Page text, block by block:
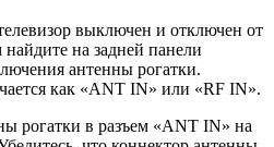
выключен и отключен от
найдите на задней панели
антенны рогатки.
как «ANT IN» или «RF IN».
рогатки в разъем «ANT IN» на